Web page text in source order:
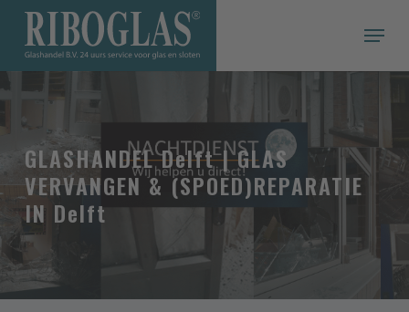
Een offerte snel & gemakkelijk op maat
VRAAG EEN VRIJBLIJVENDE OFFERTE
AAN
Persoonlijke informatie
Voor- en achternaam
Skip
main
content
Menu
GLASHANDEL Delft | GLAS
VERVANGEN & (SPOED)REPARATIE
IN Delft